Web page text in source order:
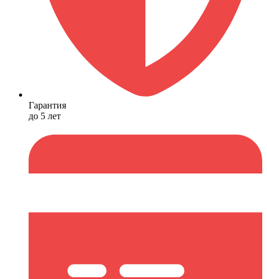
Гарантия
до 5 лет